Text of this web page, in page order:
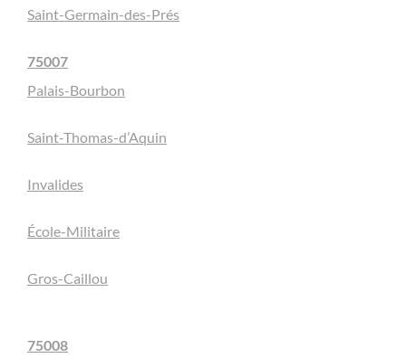
Saint-Germain-des-Prés
75007
Palais-Bourbon
Saint-Thomas-d’Aquin
Invalides
École-Militaire
Gros-Caillou
75008